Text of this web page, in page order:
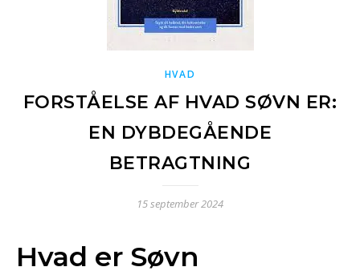
HVAD
FORSTÅELSE AF HVAD SØVN ER:
EN DYBDEGÅENDE
BETRAGTNING
15 september 2024
Hvad er Søvn